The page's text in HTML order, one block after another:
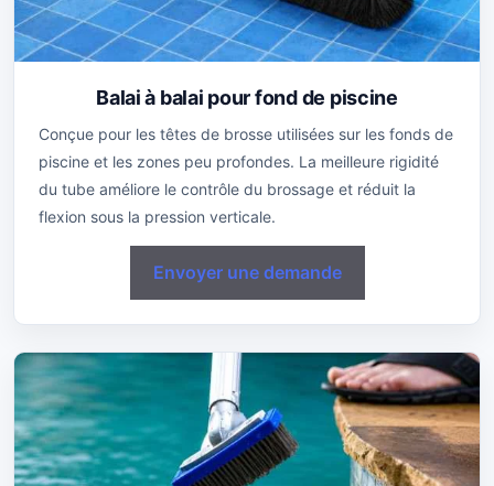
Balai à balai pour fond de piscine
Conçue pour les têtes de brosse utilisées sur les fonds de
piscine et les zones peu profondes. La meilleure rigidité
du tube améliore le contrôle du brossage et réduit la
flexion sous la pression verticale.
Envoyer une demande